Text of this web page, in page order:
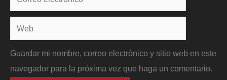
electrónico*
Web
Guardar mi nombre, correo electrónico y sitio web en este
navegador para la próxima vez que haga un comentario.